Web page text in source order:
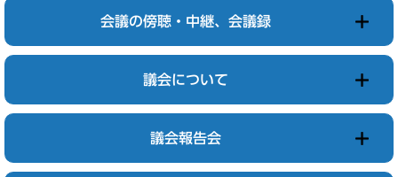
会議の傍聴・中継、会議録
議会について
議会報告会